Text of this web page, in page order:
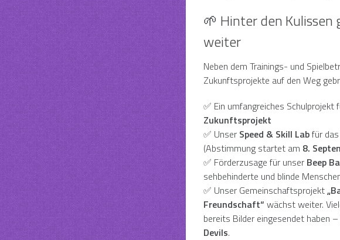
🌱 Hinter den Kulissen
weiter
Neben dem Trainings- und
Zukunftsprojekte auf den Weg
✅ Ein umfangreiches Schulprojekt
Zukunftsprojekt
✅ Unser Speed & Skill Labfür das
(Abstimmung startet am 8.
✅ Förderzusage für unser Beep
sehbehinderte und blinde
✅ Unser Gemeinschaftsprojekt
Freundschaft“ wächst weiter.
bereits Bilder eingesendet haben
Devils.